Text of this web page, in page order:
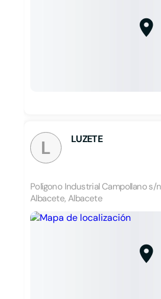
L LUZETE
Polígono Industrial Campollano s/
Albacete, Albacete